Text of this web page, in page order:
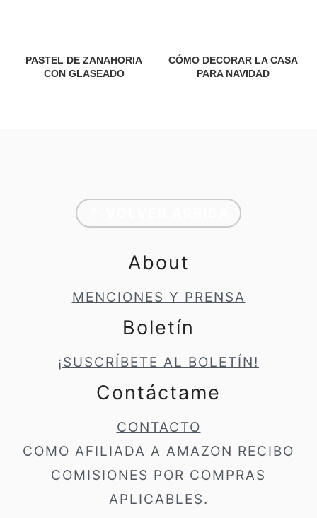
PASTEL DE ZANAHORIA
CON GLASEADO
CÓMO DECORAR LA CASA
PARA NAVIDAD
About
MENCIONES Y PRENSA
Boletín
¡SUSCRÍBETE AL BOLETÍN!
Contáctame
CONTACTO
COMO AFILIADA A AMAZON RECIBO
COMISIONES POR COMPRAS
APLICABLES.